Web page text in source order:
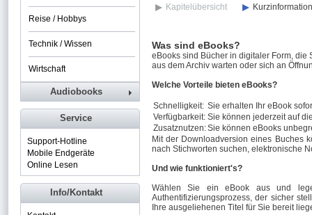
Kapitelübersicht Kurzinformation
Was sind eBooks?
eBooks sind Bücher in digitaler Form,
aus dem Archiv warten oder sich an
Welche Vorteile bieten eBooks?
Schnelligkeit: Sie erhalten Ihr eBook
Verfügbarkeit: Sie können jederzeit auf
Zusatznutzen:Sie können eBooks
Mit der Downloadversion eines Buches
nach Stichworten suchen, elektronische
Und wie funktioniert's?
Wählen Sie ein eBook aus und
Authentifizierungsprozess, der sicher
Ihre ausgeliehenen Titel für Sie bereit
Reise / Hobbys
Technik / Wissen
Wirtschaft
Audiobooks
Service
Support-Hotline
Mobile Endgeräte
Online Lesen
Info/Kontakt